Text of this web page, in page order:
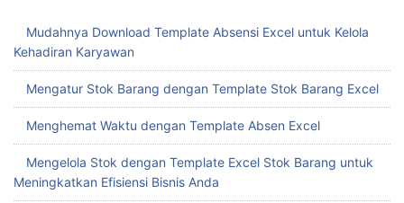
Mudahnya Download Template Absensi Excel untuk Kelola
Kehadiran Karyawan
Mengatur Stok Barang dengan Template Stok Barang Excel
Menghemat Waktu dengan Template Absen Excel
Mengelola Stok dengan Template Excel Stok Barang untuk
Meningkatkan Efisiensi Bisnis Anda